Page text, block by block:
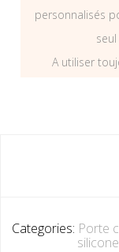
personnalisés
A utiliser
Categories: Porte